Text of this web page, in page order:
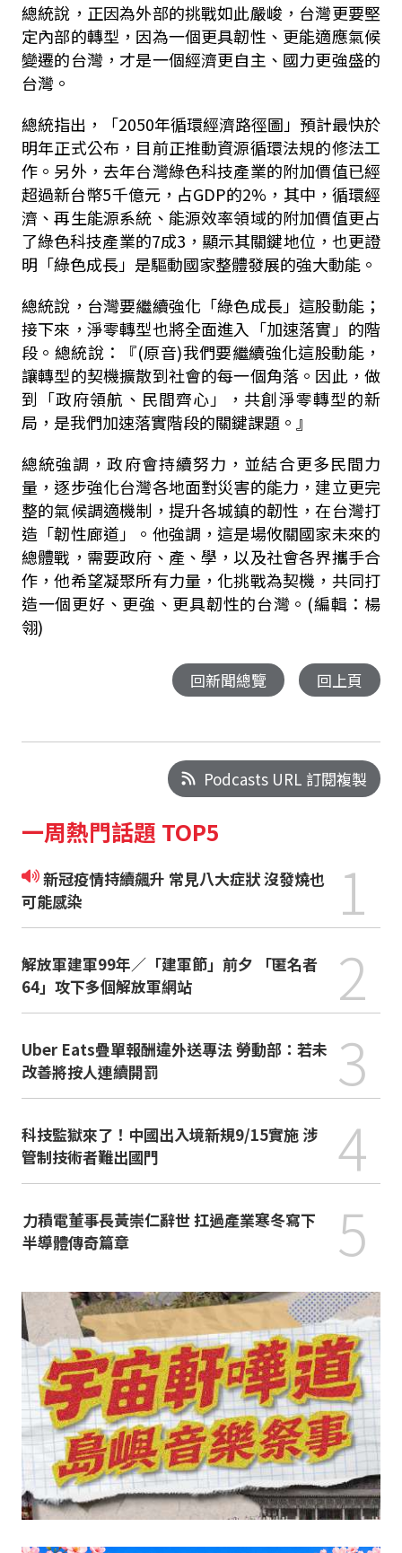
總統說，正因為外部的挑戰如此嚴峻，台灣更要堅
定內部的轉型，因為一個更具韌性、更能適應氣候
變遷的台灣，才是一個經濟更自主、國力更強盛的
台灣。
總統指出，「2050年循環經濟路徑圖」預計最快於
明年正式公布，目前正推動資源循環法規的修法工
作。另外，去年台灣綠色科技產業的附加價值已經
超過新台幣5千億元，占GDP的2% ，其中，循環經
濟、再生能源系統、能源效率領域的附加價值更占
了綠色科技產業的7成3 ，顯示其關鍵地位，也更證
明「綠色成長」是驅動國家整體發展的強大動能。
總統說，台灣要繼續強化「綠色成長」這股動能；
接下來，淨零轉型也將全面進入「加速落實」的階
段。總統說：『(原音)我們要繼續強化這股動能，
讓轉型的契機擴散到社會的每一個角落。因此，做
到「政府領航、民間齊心」，共創淨零轉型的新
局，是我們加速落實階段的關鍵課題。』
總統強調，政府會持續努力，並結合更多民間力
量，逐步強化台灣各地面對災害的能力，建立更完
整的氣候調適機制，提升各城鎮的韌性，在台灣打
造「韌性廊道」。 他強調，這是場攸關國家未來的
總體戰，需要政府、產、學，以及社會各界攜手合
作，他希望凝聚所有力量，化挑戰為契機，共同打
造一個更好、更強、更具韌性的台灣。(編輯：楊
翎)
回新聞總覽 回上頁
Podcasts URL 訂閱複製
一周熱門話題 TOP5
新冠疫情持續飆升 常見八大症狀 沒發燒也
可能感染
1
解放軍建軍99年／「建軍節」前夕 「匿名者
64」攻下多個解放軍網站
2
Uber Eats疊單報酬違外送專法 勞動部：若未
改善將按人連續開罰
3
科技監獄來了！中國出入境新規9/15實施 涉
管制技術者難出國門
4
力積電董事長黃崇仁辭世 扛過產業寒冬寫下
半導體傳奇篇章
5